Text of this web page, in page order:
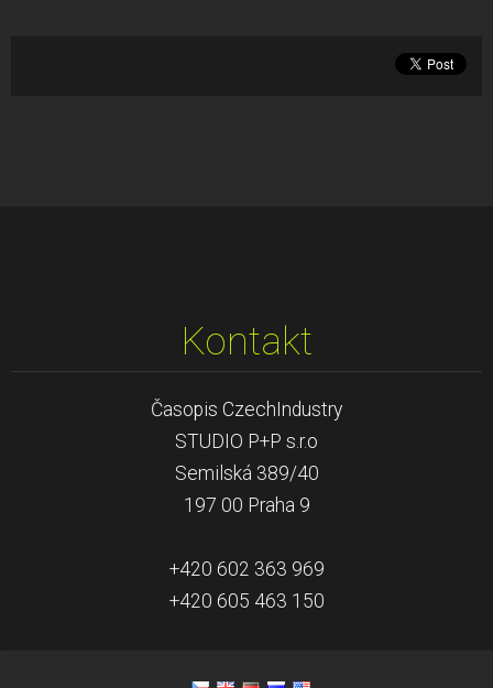
Kontakt
Časopis CzechIndustry
STUDIO P+P s.r.o
Semilská 389/40
197 00 Praha 9
+420 602 363 969
+420 605 463 150